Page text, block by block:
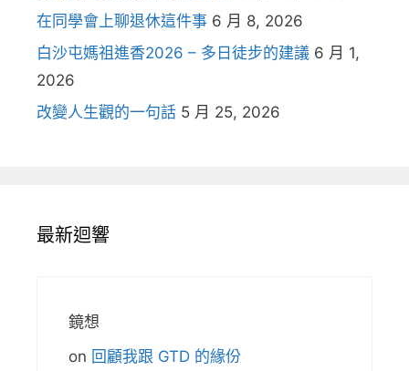
在同學會上聊退休這件事 6 月 8, 2026
白沙屯媽祖進香2026 – 多日徒步的建議 6 月 1,
2026
改變人生觀的一句話 5 月 25, 2026
最新迴響
鏡想
on 回顧我跟 GTD 的緣份